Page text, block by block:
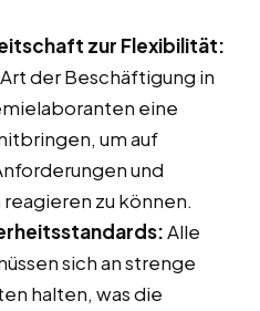
zur Flexibilität:
der Beschäftigung in
eine
um auf
und
zu können.
Alle
sich an strenge
halten, was die